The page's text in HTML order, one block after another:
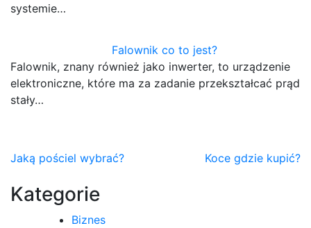
systemie…
Falownik co to jest?
Falownik, znany również jako inwerter, to urządzenie
elektroniczne, które ma za zadanie przekształcać prąd
stały…
Nawigacja
wpisu
Jaką pościel wybrać? Koce gdzie kupić?
Kategorie
Biznes